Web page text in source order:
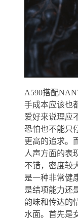
A590搭配
手成本应该也
爱好来说理应
恐怕也不能只
更高的追求。
人声方面的表
不错，密度较
是一种非常健
是结项能力还
韵味和传达的
水面。首先是